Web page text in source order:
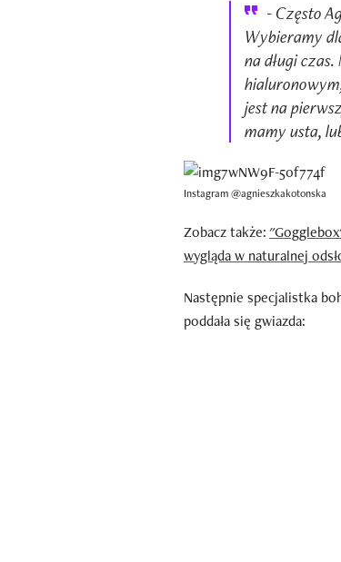
- Często
Wybieramy
na długi
jest na
mamy usta,
Instagram @agnieszkakotonska
Zobacz także:
wygląda w naturalnej
Następnie specjalistka
poddała się gwiazda: